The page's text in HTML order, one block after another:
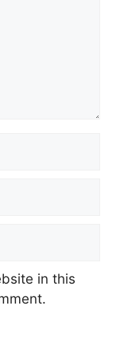
in this